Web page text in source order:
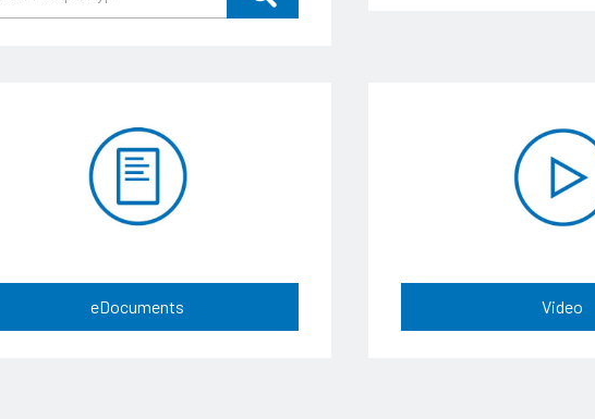
eDocuments Video